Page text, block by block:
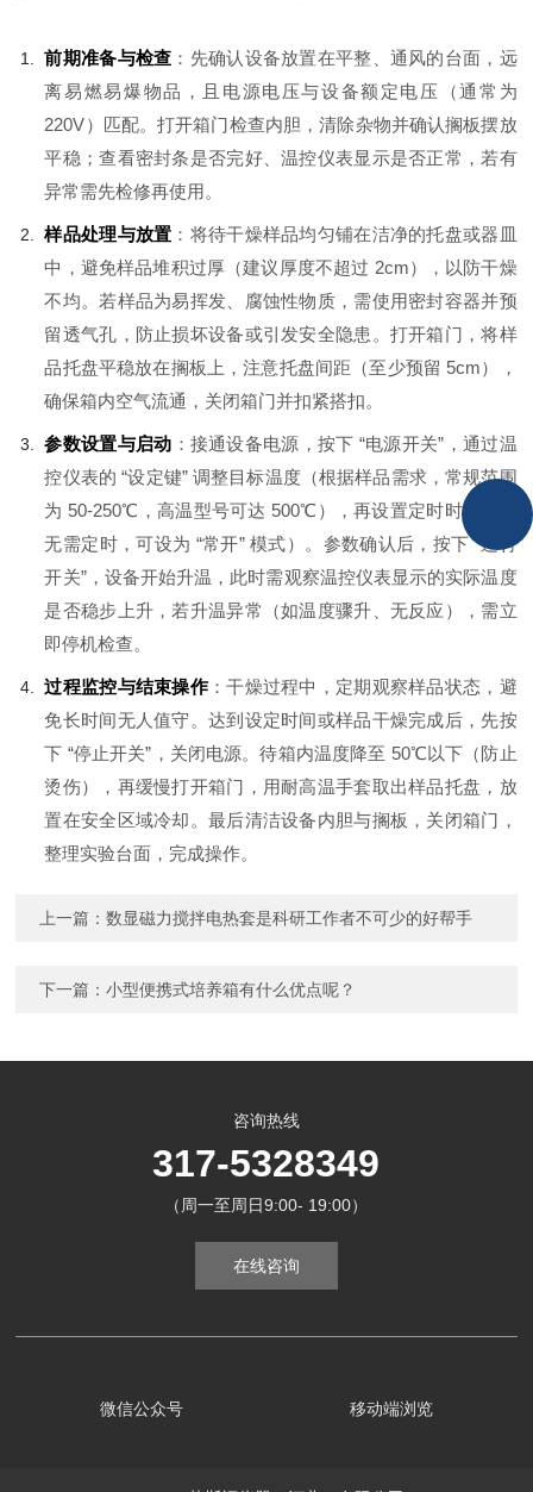
前期准备与检查 ：先确认设备放置在平整、通风的台面，远
离易燃易爆物品，且电源电压与设备额定电压（通常为
220V）匹配。打开箱门检查内胆，清除杂物并确认搁板摆放
平稳；查看密封条是否完好、温控仪表显示是否正常，若有
异常需先检修再使用。
样品处理与放置 ：将待干燥样品均匀铺在洁净的托盘或器皿
中，避免样品堆积过厚（建议厚度不超过 2cm），以防干燥
不均。若样品为易挥发、腐蚀性物质，需使用密封容器并预
留透气孔，防止损坏设备或引发安全隐患。打开箱门，将样
品托盘平稳放在搁板上，注意托盘间距（至少预留 5cm），
确保箱内空气流通，关闭箱门并扣紧搭扣。
参数设置与启动 ：接通设备电源，按下 “电源开关”，通过温
控仪表的 “设定键” 调整目标温度（根据样品需求，常规范围
为 50-250℃，高温型号可达 500℃），再设置定时时间（若
无需定时，可设为 “常开” 模式）。参数确认后，按下 “运行
开关”，设备开始升温，此时需观察温控仪表显示的实际温度
是否稳步上升，若升温异常（如温度骤升、无反应），需立
即停机检查。
过程监控与结束操作 ：干燥过程中，定期观察样品状态，避
免长时间无人值守。达到设定时间或样品干燥完成后，先按
下 “停止开关”，关闭电源。待箱内温度降至 50℃以下（防止
烫伤），再缓慢打开箱门，用耐高温手套取出样品托盘，放
置在安全区域冷却。最后清洁设备内胆与搁板，关闭箱门，
整理实验台面，完成操作。
上一篇：数显磁力搅拌电热套是科研工作者不可少的好帮手
下一篇：小型便携式培养箱有什么优点呢？
咨询热线
317-5328349
（周一至周日9:00- 19:00）
在线咨询
微信公众号 移动端浏览